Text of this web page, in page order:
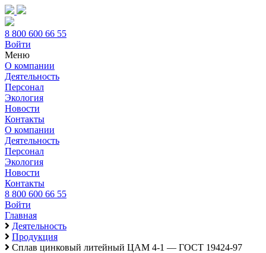
8 800 600 66 55
Войти
Меню
О компании
Деятельность
Персонал
Экология
Новости
Контакты
О компании
Деятельность
Персонал
Экология
Новости
Контакты
8 800 600 66 55
Войти
Главная
Деятельность
Продукция
Сплав цинковый литейный ЦАМ 4-1 — ГОСТ 19424-97